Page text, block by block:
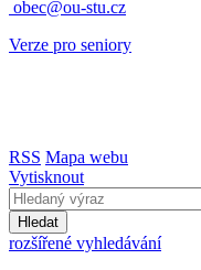
obec@ou-stu.cz
Verze pro seniory
RSS Mapa webu
Vytisknout
Hledat
rozšířené vyhledávání